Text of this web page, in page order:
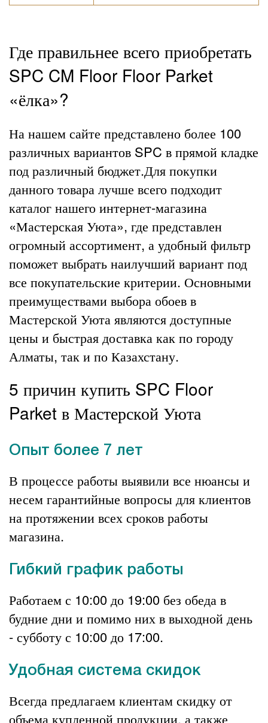
Где правильнее всего приобретать
SPC CM Floor Floor Parket
«ёлка»?
На нашем сайте представлено более 100
различных вариантов SPC в прямой кладке
под различный бюджет.Для покупки
данного товара лучше всего подходит
каталог нашего интернет-магазина
«Мастерская Уюта», где представлен
огромный ассортимент, а удобный фильтр
поможет выбрать наилучший вариант под
все покупательские критерии. Основными
преимуществами выбора обоев в
Мастерской Уюта являются доступные
цены и быстрая доставка как по городу
Алматы, так и по Казахстану.
5 причин купить SPC Floor
Parket в Мастерской Уюта
Опыт более 7 лет
В процессе работы выявили все нюансыи
несем гарантийные вопросы для клиентов
на протяжении всех сроков работы
магазина.
Гибкий график работы
Работаем с 10:00 до 19:00 без обеда в
будние дни и помимо них в выходной день
- субботу с 10:00 до 17:00.
Удобная система скидок
Всегда предлагаем клиентам скидку от
объема купленной продукции, а также